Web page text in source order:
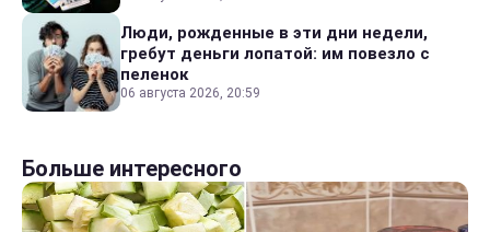
Люди, рожденные в эти дни недели,
гребут деньги лопатой: им повезло с
пеленок
06 августа 2026, 20:59
Больше интересного